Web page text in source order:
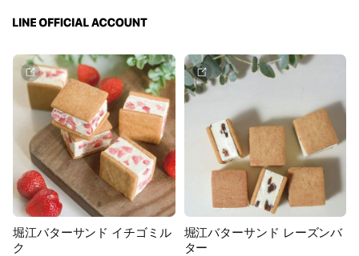
堀江バターサンド イチゴミル
ク
堀江バターサンド レーズンバ
ター